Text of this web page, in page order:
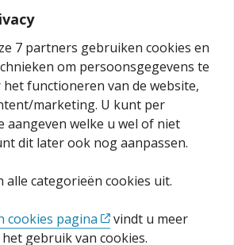
7 partners gebruiken cookies en
om persoonsgegevens te
functioneren van de website,
marketing. U kunt per
aangeven welke u wel of niet
dit later ook nog aanpassen.
alle categorieën cookies uit.
cookies pagina
vindt u meer
gebruik van cookies.